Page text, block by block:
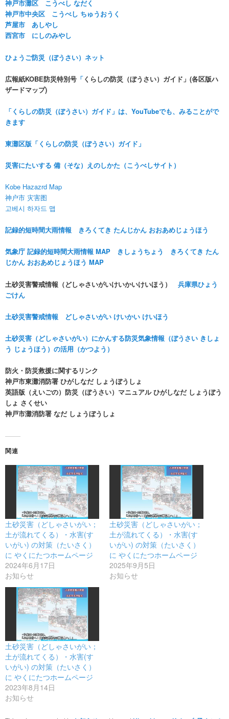
神戸市灘区 こうべし なだく
神戸市中央区 こうべし ちゅうおうく
芦屋市 あしやし
西宮市 にしのみやし
ひょうご防災（ぼうさい）ネット
広報紙KOBE防災特別号 「くらしの防災（ぼうさい）ガイド 」(各区版ハ
ザードマップ)
「くらしの防災（ぼうさい）ガイド」は、YouTubeでも、みることがで
きます
東灘区版「くらしの防災（ぼうさい）ガイド」
災害にたいする 備（そな）えのしかた（こうべしサイト）
Kobe Hazazrd Map
神户市 灾害图
고베시하자드 맵
記録的短時間大雨情報 きろくてき たんじかん おおあめじょうほう
気象庁 記録的短時間大雨情報 MAP きしょうちょう きろくてき たん
じかん おおあめじょうほう MAP
土砂災害警戒情報（どしゃさいがいけいかいけいほう）兵庫県ひょう
ごけん
土砂災害警戒情報 どしゃさいがい けいかい けいほう
土砂災害（どしゃさいがい）にかんする防災気象情報（ぼうさい きしょ
う じょうほう）の活用（かつよう）
防火・防災救援に関するリンク
神戸市東灘消防署 ひがしなだ しょうぼうしょ
英語版（えいごの）防災（ぼうさい）マニュアル ひがしなだ しょうぼう
しょ さくせい
神戸市灘消防署 なだ しょうぼうしょ
関連
土砂災害（どしゃさいがい；
土が流れてくる）・水害(す
いがい) の対策（たいさく）
に やくにたつホームページ
2024年6月17日
お知らせ
土砂災害（どしゃさいがい；
土が流れてくる）・水害(す
いがい) の対策（たいさく）
に やくにたつホームページ
2025年9月5日
お知らせ
土砂災害（どしゃさいがい；
土が流れてくる）・水害(す
いがい) の対策（たいさく）
に やくにたつホームページ
2023年8月14日
お知らせ